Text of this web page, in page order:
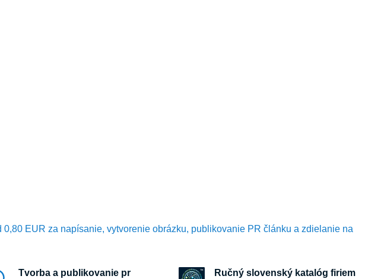
EUR za napísanie, vytvorenie obrázku, publikovanie PR článku a zdielanie na
Tvorba a publikovanie pr
Ručný slovenský katalóg firiem